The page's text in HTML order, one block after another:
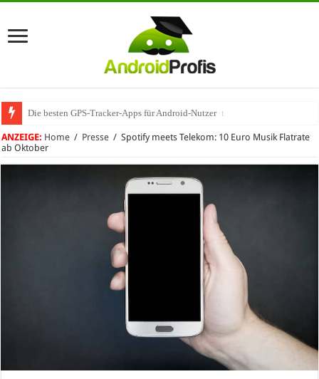
Die besten GPS-Tracker-Apps für Android-Nutzer
Umhängeband fürs Handy: Warum das praktisch ist
ANZEIGE: Home / Presse / Spotify meets Telekom: 10 Euro Musik Flatrate
ab Oktober